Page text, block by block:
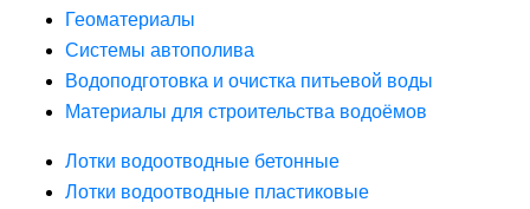
Геоматериалы
Системы автополива
Водоподготовка и очистка питьевой воды
Материалы для строительства водоёмов
Лотки водоотводные бетонные
Лотки водоотводные пластиковые